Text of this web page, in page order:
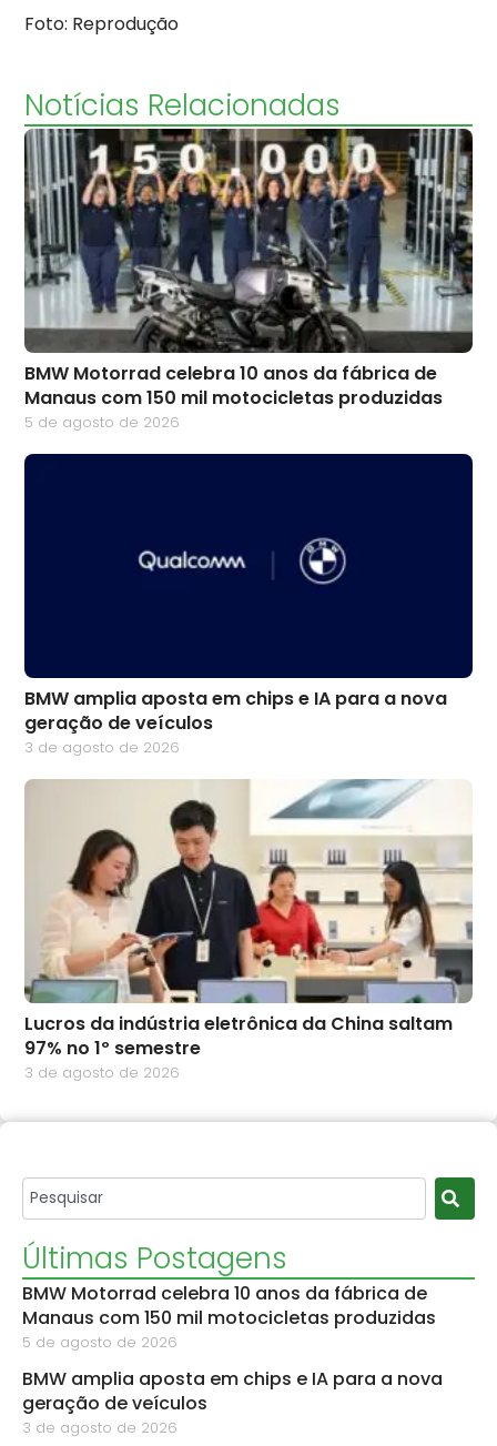
Foto: Reprodução
Notícias Relacionadas
BMW Motorrad celebra 10 anos da fábrica de
Manaus com 150 mil motocicletas produzidas
5 de agosto de 2026
BMW amplia aposta em chips e IA para a nova
geração de veículos
3 de agosto de 2026
Lucros da indústria eletrônica da China saltam
97% no 1º semestre
3 de agosto de 2026
Últimas Postagens
BMW Motorrad celebra 10 anos da fábrica de
Manaus com 150 mil motocicletas produzidas
5 de agosto de 2026
BMW amplia aposta em chips e IA para a nova
geração de veículos
3 de agosto de 2026